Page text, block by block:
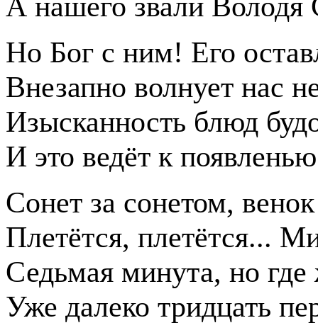
Но Бог с ним! Его
Внезапно волнует нас
Изысканность блюд
И это ведёт к
Сонет за сонетом,
Плетётся, плетётся...
Седьмая минута, но
Уже далеко тридцать